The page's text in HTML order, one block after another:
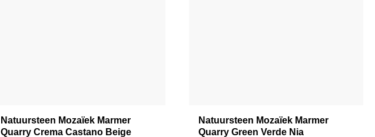
Natuursteen Mozaïek Marmer
Quarry Crema Castano Beige
Natuursteen Mozaïek Marmer
Quarry Green Verde Nia